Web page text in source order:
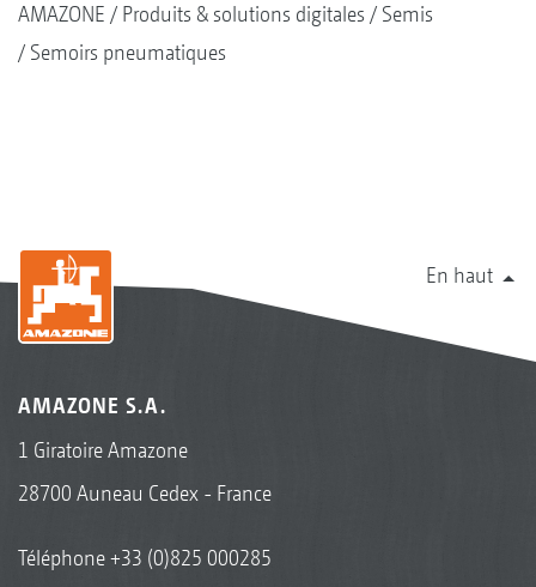
AMAZONE Produits & solutions digitales
Semis
Semoirs pneumatiques
En haut
AMAZONE S.A.
1 Giratoire Amazone
28700 Auneau Cedex - France
Téléphone+33 (0)825 000285